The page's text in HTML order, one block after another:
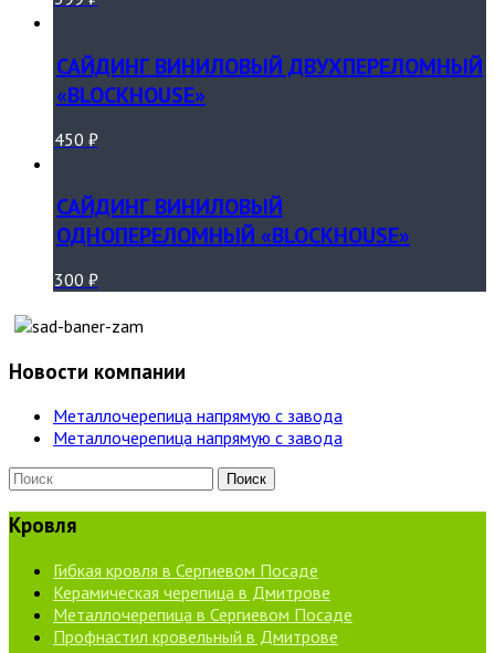
САЙДИНГ ВИНИЛОВЫЙ ДВУХПЕРЕЛОМНЫЙ
«BLOCKHOUSE»
450 ₽
САЙДИНГ ВИНИЛОВЫЙ
ОДНОПЕРЕЛОМНЫЙ «BLOCKHOUSE»
300 ₽
Новости компании
Металлочерепица напрямую с завода
Металлочерепица напрямую с завода
Кровля
Гибкая кровля в Сергиевом Посаде
Керамическая черепица в Дмитрове
Металлочерепица в Сергиевом Посаде
Профнастил кровельный в Дмитрове